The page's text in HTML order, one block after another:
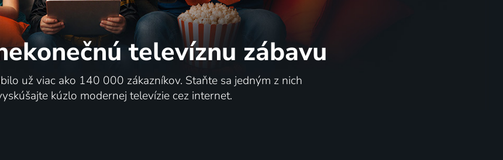
televíznu zábavu
už viac ako 140 000 zákazníkov. Staňte sa jedným z nich
kúzlo modernej televízie cez internet.